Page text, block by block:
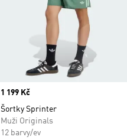
Price
1 199 Kč
Šortky Sprinter
Muži Originals
12 barvy/ev